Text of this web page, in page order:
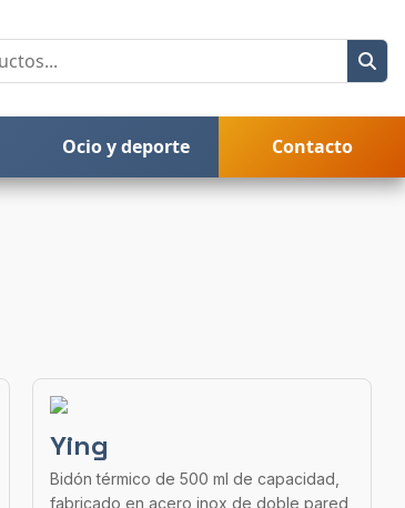
Ocio y deporte Contacto
Ying
Bidón térmico de 500 ml de capacidad,
fabricado en acero inox de doble pared